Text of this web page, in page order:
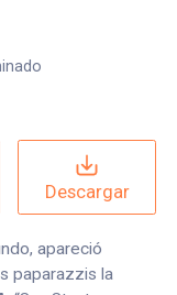
Descargar
apareció
paparazzis la